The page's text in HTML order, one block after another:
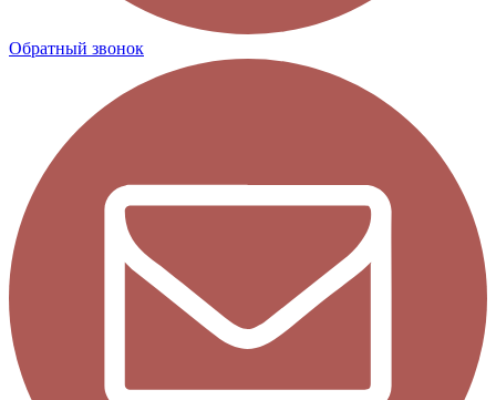
Обратный звонок